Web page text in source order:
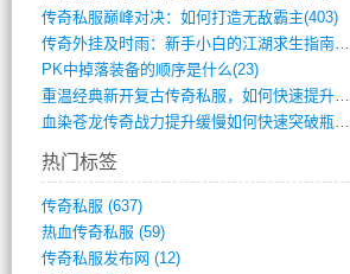
传奇私服巅峰对决：如何打造无敌霸主(403)
传奇外挂及时雨：新手小白的江湖求生指南(802)
PK中掉落装备的顺序是什么(23)
重温经典新开复古传奇私服，如何快速提升等(392)
血染苍龙传奇战力提升缓慢如何快速突破瓶颈(654)
热门标签
传奇私服 (637)
热血传奇私服 (59)
传奇私服发布网 (12)